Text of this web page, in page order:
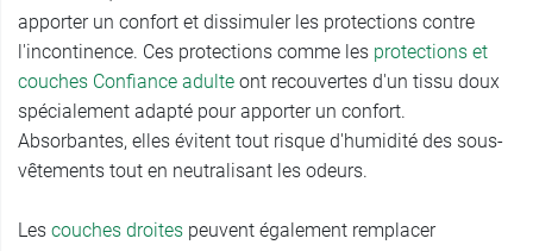
apporter un confort et dissimuler les protections contre
l'incontinence. Ces protections comme les protections et
couches Confiance adulte ont recouvertes d'un tissu doux
spécialement adapté pour apporter un confort.
Absorbantes, elles évitent tout risque d'humidité des sous-
vêtements tout en neutralisant les odeurs.
Les couches droites peuvent également remplacer